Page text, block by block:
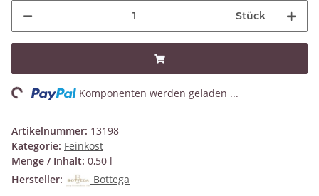
Stück
Komponenten werden geladen ...
Artikelnummer: 13198
Kategorie: Feinkost
Menge / Inhalt: 0,50 l
Hersteller:
Bottega